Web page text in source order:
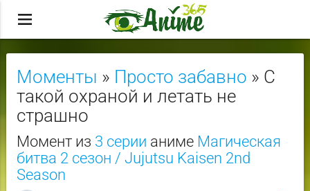
menu
Моменты » Просто забавно » С
такой охраной и летать не
страшно
Момент из 3 серии аниме Магическая
битва 2 сезон / Jujutsu Kaisen 2nd
Season